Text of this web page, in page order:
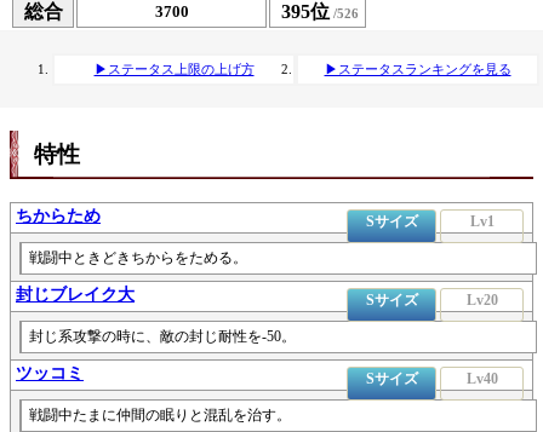
総合
3700 395位
▶ステータス上限の上げ方 ▶ステータスランキングを見る
特性
ちからため Sサイズ Lv1
戦闘中ときどきちからをためる。
封じブレイク大 Sサイズ Lv20
封じ系攻撃の時に、敵の封じ耐性を-50。
ツッコミ Sサイズ Lv40
戦闘中たまに仲間の眠りと混乱を治す。